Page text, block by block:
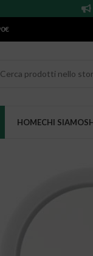
HOMECHI SIAMO